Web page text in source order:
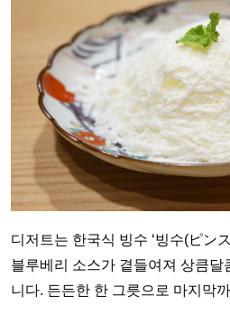
디저트는 한국식 빙수 ‘빙수(ピン
블루베리 소스가 곁들여져 상큼달
니다. 든든한 한 그릇으로 마지막